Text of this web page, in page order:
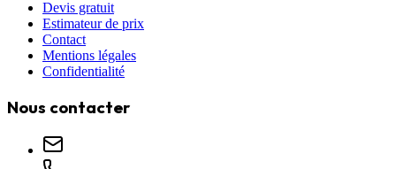
Devis gratuit
Estimateur de prix
Contact
Mentions légales
Confidentialité
Nous contacter